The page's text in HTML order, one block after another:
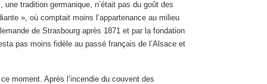
tradition germanique, n’était pas du goût des
», où comptait moins l’appartenance au milieu
de Strasbourg après 1871 et par la fondation
pas moins fidèle au passé français de l’Alsace et
moment. Après l’incendie du couvent des